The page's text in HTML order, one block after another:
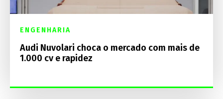
ENGENHARIA
Audi Nuvolari choca o mercado com mais de
1.000 cv e rapidez